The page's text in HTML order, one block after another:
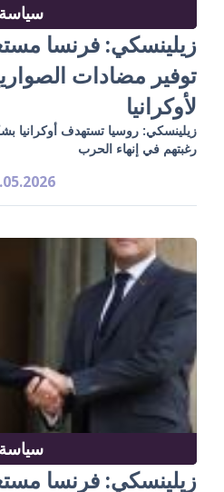
سياسة
زيلينسكي: فرنسا
توفير مضادات
لأوكرانيا
زيلينسكي: روسيا تستهدف أوكرانيا
رغبتهم في إنهاء الحرب
سياسة
زيلينسكي: فرنسا